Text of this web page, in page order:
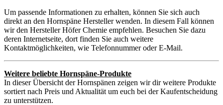
Um passende Informationen zu erhalten, können Sie sich auch
direkt an den Hornspäne Hersteller wenden. In diesem Fall können
wir den Hersteller Höfer Chemie empfehlen. Besuchen Sie dazu
deren Internetseite, dort finden Sie auch weitere
Kontaktmöglichkeiten, wie Telefonnummer oder E-Mail.
Weitere beliebte Hornspäne-Produkte
In dieser Übersicht der Hornspänen zeigen wir dir weitere Produkte
sortiert nach Preis und Aktualität um euch bei der Kaufentscheidung
zu unterstützen.